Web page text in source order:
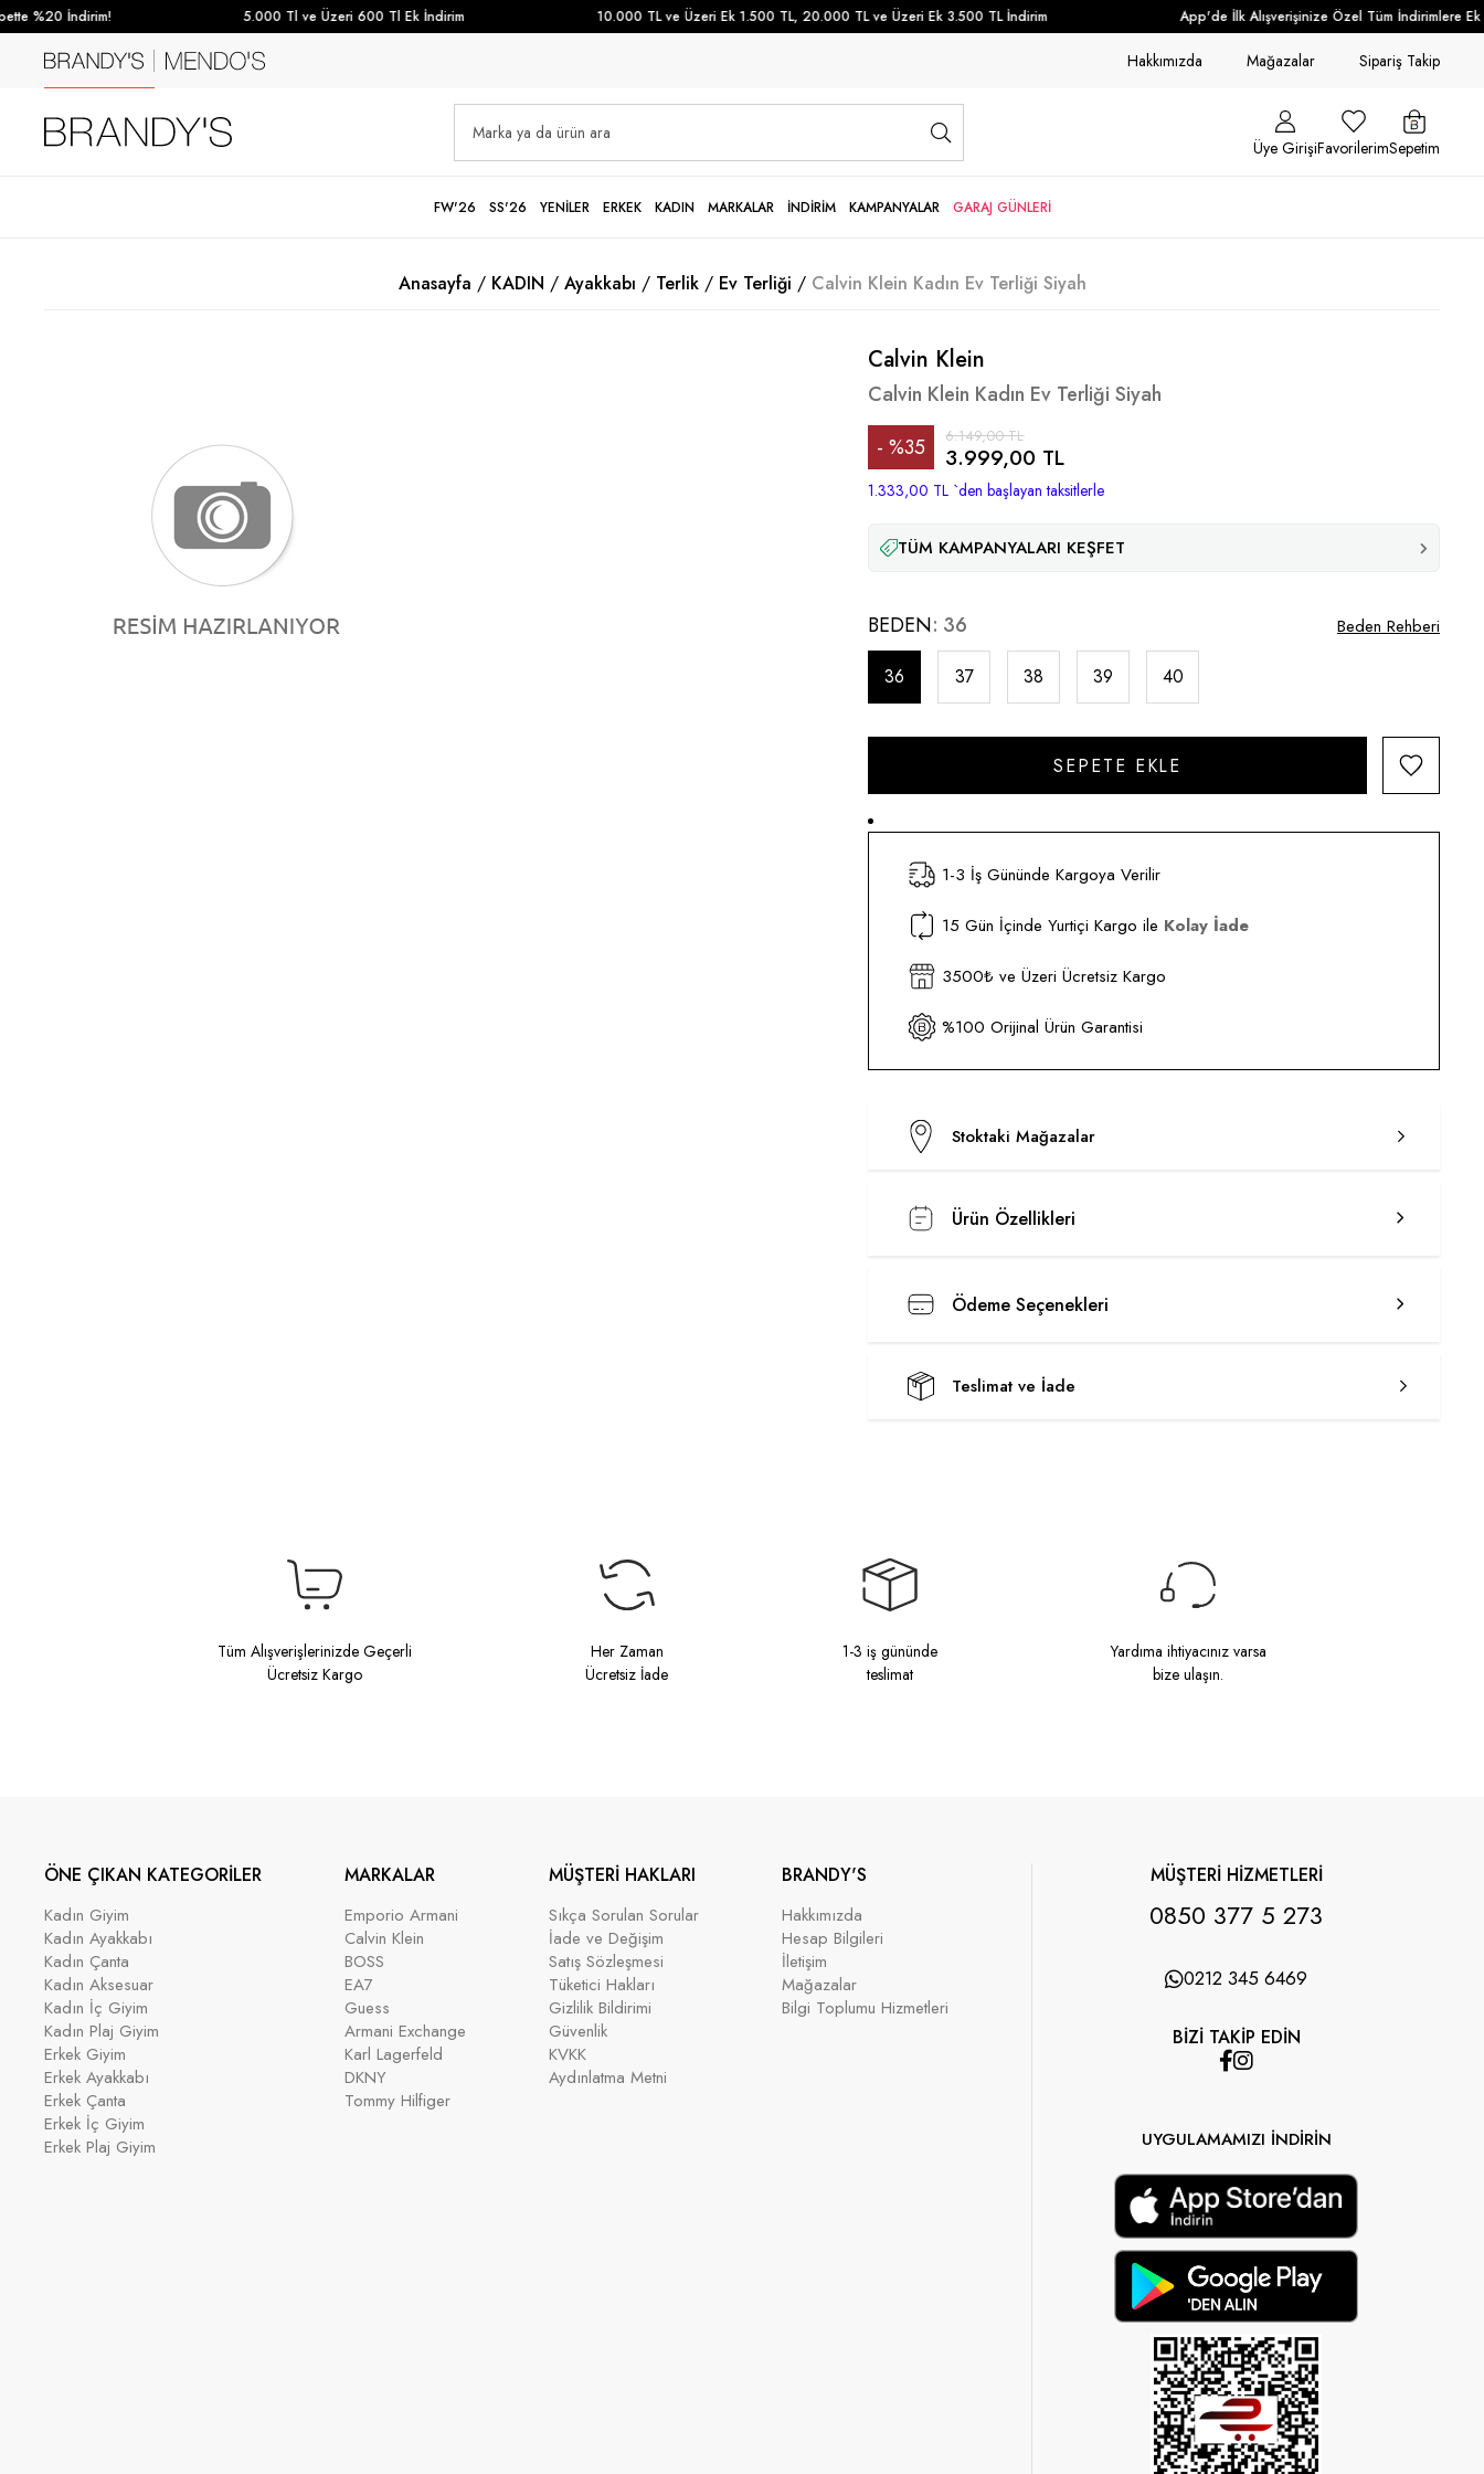
%20 İndirim! 5.000 Tl ve Üzeri 600 Tl Ek İndirim 10.000 TL ve Üzeri Ek 1.500 TL, 20.000 TL ve Üzeri Ek 3.500 TL İndirim App'de İlk Alışverişinize Özel Tüm İndirimlere Ek
Hakkımızda Mağazalar Sipariş Takip
Üye GirişiFavorilerimSepetim
FW'26 SS'26 YENİLER ERKEK KADIN MARKALAR İNDİRİM KAMPANYALAR GARAJ GÜNLERİ
Anasayfa KADIN Ayakkabı Terlik Ev Terliği Calvin Klein Kadın Ev Terliği Siyah
Calvin Klein
Calvin Klein Kadın Ev Terliği Siyah
%35
İndirim
6.149,00 TL
3.999,00 TL
1.333,00 TL `den başlayan taksitlerle
TÜM KAMPANYALARI KEŞFET
BEDEN 36
36 37 38 39 40
Beden Rehberi
1-3 İş Gününde Kargoya Verilir
15 Gün İçinde Yurtiçi Kargo ile Kolay İade
3500₺ ve Üzeri Ücretsiz Kargo
%100 Orijinal Ürün Garantisi
Stoktaki Mağazalar
Ürün Özellikleri
Ödeme Seçenekleri
Teslimat ve İade
Tüm Alışverişlerinizde Geçerli
Ücretsiz Kargo
Her Zaman
Ücretsiz İade
1-3 iş gününde
teslimat
Yardıma ihtiyacınız varsa
bize ulaşın.
ÖNE ÇIKAN KATEGORİLER
Kadın Giyim
Kadın Ayakkabı
Kadın Çanta
Kadın Aksesuar
Kadın İç Giyim
Kadın Plaj Giyim
Erkek Giyim
Erkek Ayakkabı
Erkek Çanta
Erkek İç Giyim
Erkek Plaj Giyim
MARKALAR
Emporio Armani
Calvin Klein
BOSS
EA7
Guess
Armani Exchange
Karl Lagerfeld
DKNY
Tommy Hilfiger
MÜŞTERİ HAKLARI
Sıkça Sorulan Sorular
İade ve Değişim
Satış Sözleşmesi
Tüketici Hakları
Gizlilik Bildirimi
Güvenlik
KVKK
Aydınlatma Metni
BRANDY'S
Hakkımızda
Hesap Bilgileri
İletişim
Mağazalar
Bilgi Toplumu Hizmetleri
MÜŞTERİ HİZMETLERİ
0850 377 5 273
0212 345 6469
BİZİ TAKİP EDİN
UYGULAMAMIZI İNDİRİN